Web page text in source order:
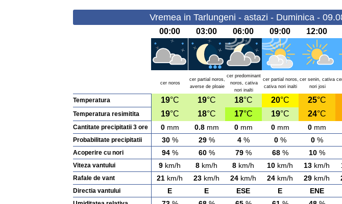
Vremea in Tarlungeni - astazi - Duminica -
00:00 03:00 06:00 09:00 12:00
cer noros
cer partial noros,
averse de ploaie
cer predominant
noros, cativa
nori inalti
cer partial noros,
cativa nori inalti
cer senin, cativa
nori josi
Temperatura 19°C 19°C 18°C 20°C 25°C
Temperatura resimitita 19°C 18°C 17°C 19°C 24°C
Cantitate precipitatii 3 ore 0mm 0.8mm 0mm 0mm 0mm
Probabilitate precipitatii 30% 29% 4% 0% 0%
Acoperire cu nori 94% 60% 79% 68% 10%
Viteza vantului 9 km/h 8 km/h 8 km/h 10 km/h 13 km/h
Rafale de vant 21 km/h 23 km/h 24 km/h 24 km/h 29 km/h
Directia vantului E E ESE E ENE